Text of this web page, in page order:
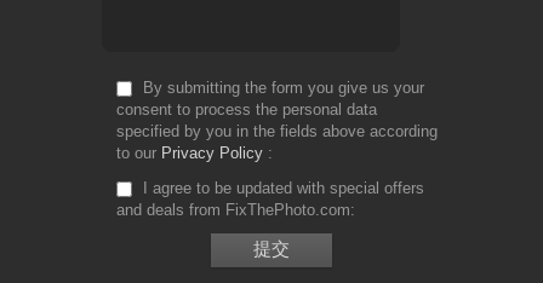
By submitting the form you give us your
consent to process the personal data
specified by you in the fields above according
to our Privacy Policy
I agree to be updated with special offers
and deals from FixThePhoto.com